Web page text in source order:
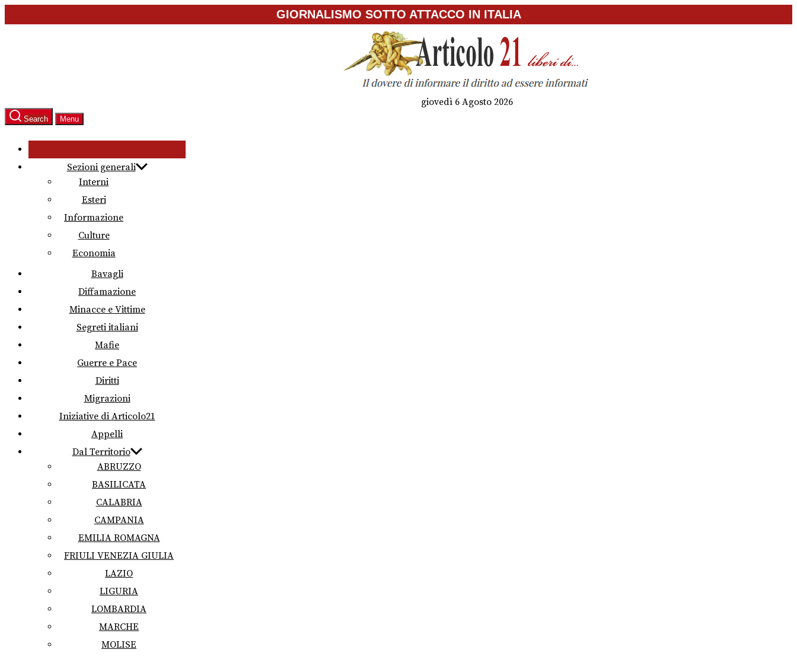
to
GIORNALISMO SOTTO ATTACCO IN ITALIA
giovedì 6 Agosto 2026
Search Menu
Sezioni generali
Interni
Esteri
Informazione
Culture
Economia
Bavagli
Diffamazione
Minacce e Vittime
Segreti italiani
Mafie
Guerre e Pace
Diritti
Migrazioni
Iniziative di Articolo21
Appelli
Dal Territorio
ABRUZZO
BASILICATA
CALABRIA
CAMPANIA
EMILIA ROMAGNA
FRIULI VENEZIA GIULIA
LAZIO
LIGURIA
LOMBARDIA
MARCHE
MOLISE